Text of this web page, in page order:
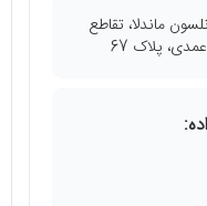
ماندلا، تقاطع
پلاک 67